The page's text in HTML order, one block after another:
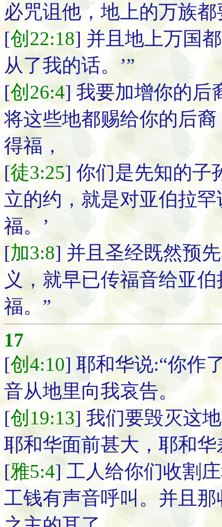
必咒诅他，地上的万族
[创22:18] 并且地上万国
从了我的话。’”
[创26:4] 我要加增你的后
将这些地都赐给你的后
得福，
[徒3:25] 你们是先知的
立的约，就是对亚伯拉
福。’
[加3:8] 并且圣经既然预
义，就早已传福音给亚
福。”
17
[创4:10] 耶和华说:“你作
音从地里向我哀告。
[创19:13] 我们要毁灭这
耶和华面前甚大，耶和
[雅5:4] 工人给你们收割
工钱有声音呼叫。并且